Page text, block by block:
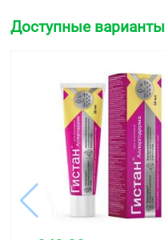
Доступные варианты